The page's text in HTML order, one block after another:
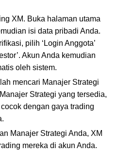
XM. Buka halaman utama
isi data pribadi Anda.
pilih ‘Login Anggota’
Akun Anda kemudian
oleh sistem.
mencari Manajer Strategi
Strategi yang tersedia,
dengan gaya trading
Manajer Strategi Anda, XM
mereka di akun Anda.